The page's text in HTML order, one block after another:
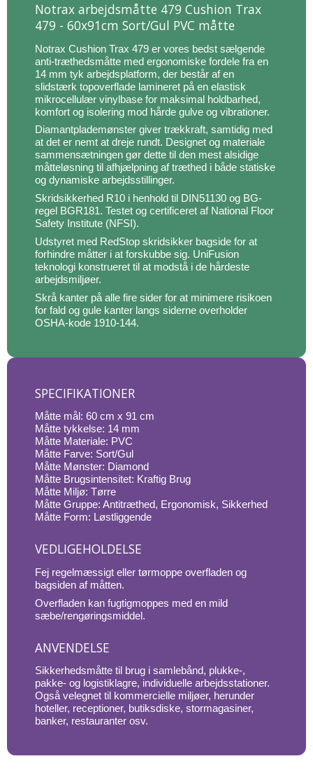
Notrax arbejdsmåtte 479 Cushion Trax
479 - 60x91cm Sort/Gul PVC måtte
Notrax Cushion Trax 479 er vores bedst sælgende
anti-træthedsmåtte med ergonomiske fordele fra en
14 mm tyk arbejdsplatform, der består af en
slidstærk topoverflade lamineret på en elastisk
mikrocellulær vinylbase for maksimal holdbarhed,
komfort og isolering mod hårde gulve og vibrationer.
Diamantplademønster giver trækkraft, samtidig med
at det er nemt at dreje rundt. Designet og materiale
sammensætningen gør dette til den mest alsidige
måtteløsning til afhjælpning af træthed i både statiske
og dynamiske arbejdsstillinger.
Skridsikkerhed R10 i henhold til DIN51130 og BG-
regel BGR181. Testet og certificeret af National Floor
Safety Institute (NFSI).
Udstyret med RedStop skridsikker bagside for at
forhindre måtter i at forskubbe sig. UniFusion
teknologi konstrueret til at modstå i de hårdeste
arbejdsmiljøer.
Skrå kanter på alle fire sider for at minimere risikoen
for fald og gule kanter langs siderne overholder
OSHA-kode 1910-144.
SPECIFIKATIONER
Måtte mål: 60 cm x 91 cm
Måtte tykkelse: 14 mm
Måtte Materiale: PVC
Måtte Farve: Sort/Gul
Måtte Mønster: Diamond
Måtte Brugsintensitet: Kraftig Brug
Måtte Miljø: Tørre
Måtte Gruppe: Antitræthed, Ergonomisk, Sikkerhed
Måtte Form: Løstliggende
VEDLIGEHOLDELSE
Fej regelmæssigt eller tørmoppe overfladen og
bagsiden af måtten.
Overfladen kan fugtigmoppes med en mild
sæbe/rengøringsmiddel.
ANVENDELSE
Sikkerhedsmåtte til brug i samlebånd, plukke-,
pakke- og logistiklagre, individuelle arbejdsstationer.
Også velegnet til kommercielle miljøer, herunder
hoteller, receptioner, butiksdiske, stormagasiner,
banker, restauranter osv.